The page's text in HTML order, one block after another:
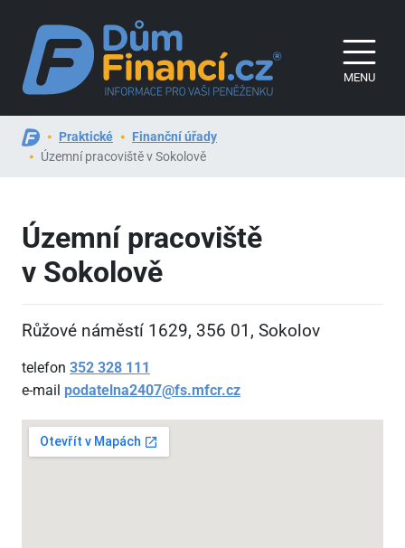
MENU
Praktické
Finanční úřady
Územní pracoviště v Sokolově
Územní pracoviště
v Sokolově
Růžové náměstí 1629, 356 01, Sokolov
telefon 352 328 111
e-mail podatelna2407@fs.mfcr.cz